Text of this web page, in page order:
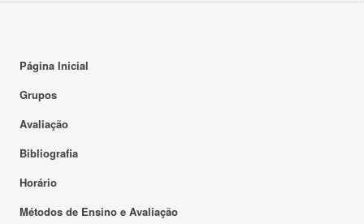
Página Inicial
Grupos
Avaliação
Bibliografia
Horário
Métodos de Ensino e Avaliação